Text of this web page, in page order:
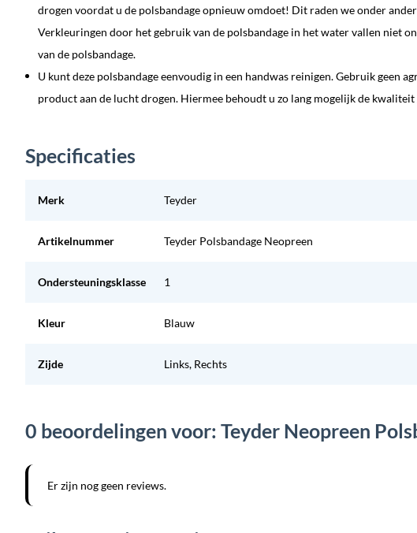
drogen voordat u de polsbandage opnieuw omdoet! Dit raden we onder
Verkleuringen door het gebruik van de polsbandage in het water vallen niet
van de polsbandage.
U kunt deze polsbandage eenvoudig in een handwas reinigen. Gebruik geen
product aan de lucht drogen. Hiermee behoudt u zo lang mogelijk de kwaliteit
Specificaties
Merk Teyder
Artikelnummer Teyder Polsbandage Neopreen
Ondersteuningsklasse 1
Kleur Blauw
Zijde Links, Rechts
0 beoordelingen voor: Teyder Neopreen
Er zijn nog geen reviews.